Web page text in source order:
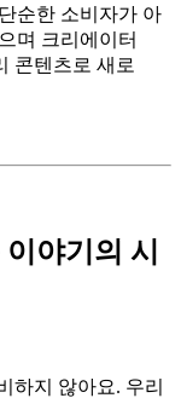
순한 소비자가 아
며 크리에이터
콘텐츠로 새로
야기의 시
하지 않아요. 우리